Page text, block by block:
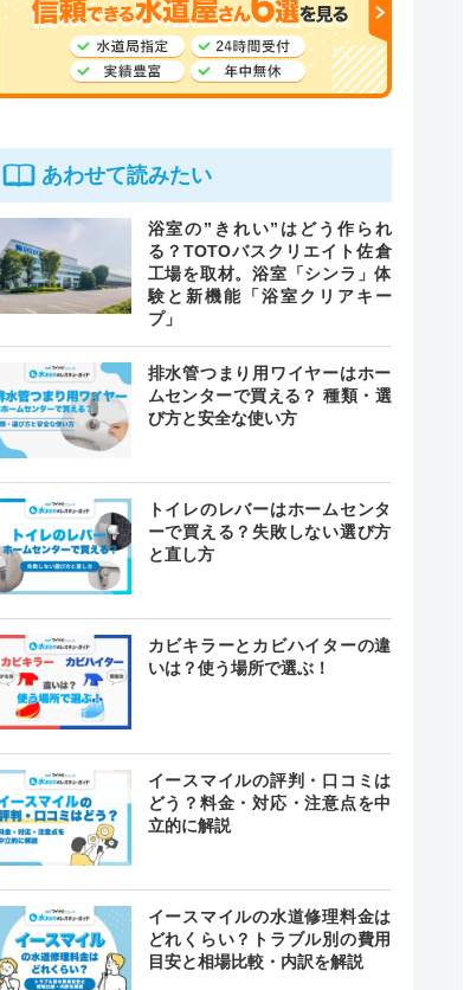
あわせて読みたい
浴室の”きれい”はどう作られ
る？TOTOバスクリエイト佐倉
工場を取材。浴室「シンラ」体
験と新機能「浴室クリアキー
プ」
排水管つまり用ワイヤーはホー
ムセンターで買える？ 種類・選
び方と安全な使い方
トイレのレバーはホームセンタ
ーで買える？失敗しない選び方
と直し方
カビキラーとカビハイターの違
いは？使う場所で選ぶ！
イースマイルの評判・口コミは
どう？料金・対応・注意点を中
立的に解説
イースマイルの水道修理料金は
どれくらい？トラブル別の費用
目安と相場比較・内訳を解説